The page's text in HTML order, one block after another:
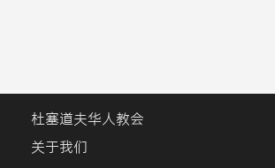
杜塞道夫华人教会
关于我们